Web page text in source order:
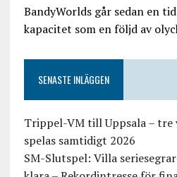
BandyWorlds går sedan en
kapacitet som en följd av
SENASTE INLÄGGEN
Trippel-VM till Uppsala – tre
spelas samtidigt 2026
SM-Slutspel: Villa